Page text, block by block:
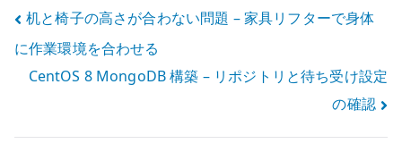
投
稿
ナ
ビ
机と椅子の高さが合わない問題 – 家具リフターで身体
に作業環境を合わせる
CentOS 8 MongoDB 構築 – リポジトリと待ち受け設定
の確認